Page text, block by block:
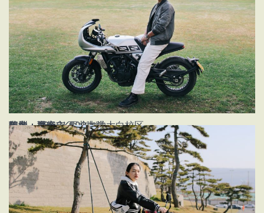
姓名：马畅
年龄：26
职业：博士
车型：高金GK500咖啡
地点：西安市 西北大学太白校区